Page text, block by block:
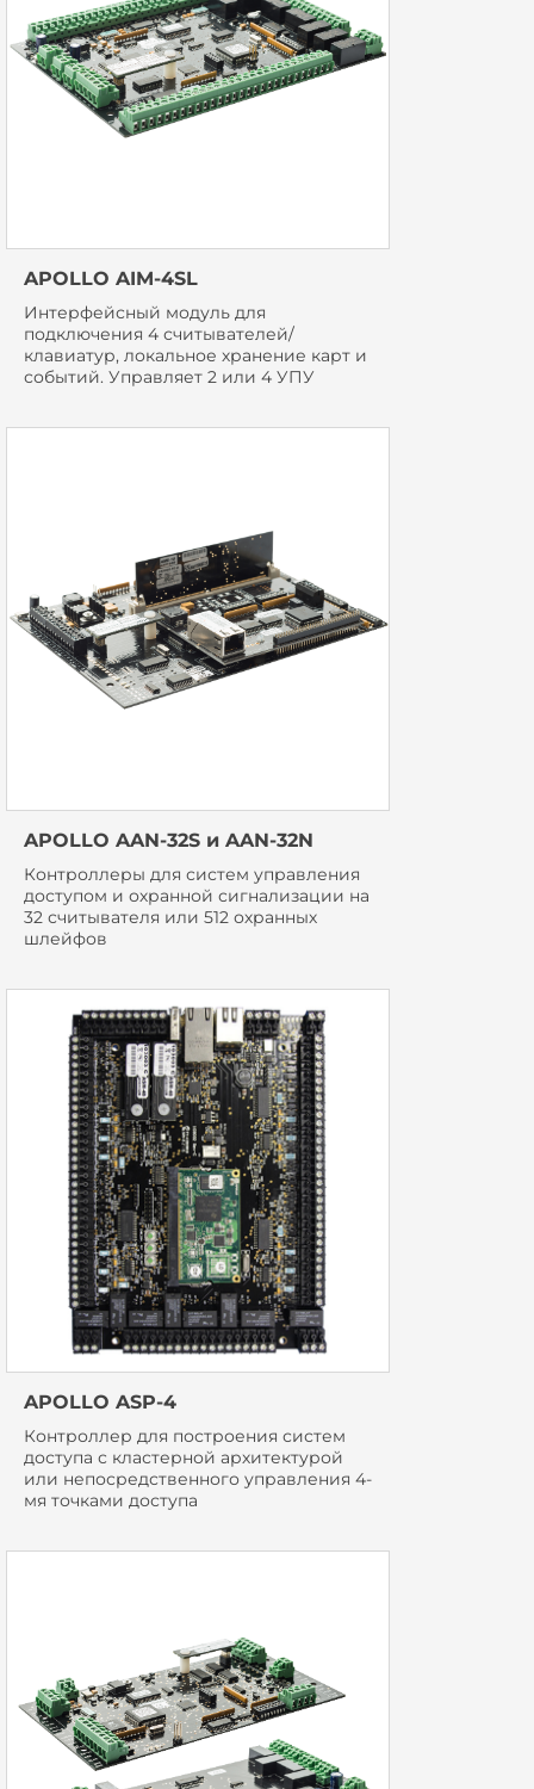
APOLLO AIM-4SL
Интерфейсный модуль для
подключения 4 считывателей/
клавиатур, локальное хранение карт и
событий. Управляет 2 или 4 УПУ
APOLLO AAN-32S и AAN-32N
Контроллеры для систем управления
доступом и охранной сигнализации на
32 считывателя или 512 охранных
шлейфов
APOLLO ASP-4
Контроллер для построения систем
доступа с кластерной архитектурой
или непосредственного управления 4-
мя точками доступа